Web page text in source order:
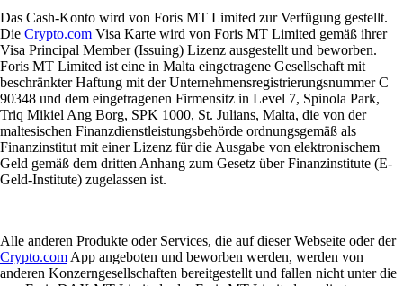
Das Cash-Konto wird von Foris MT Limited zur Verfügung gestellt.
Die Crypto.com Visa Karte wird von Foris MT Limited gemäß ihrer
Visa Principal Member (Issuing) Lizenz ausgestellt und beworben.
Foris MT Limited ist eine in Malta eingetragene Gesellschaft mit
beschränkter Haftung mit der Unternehmensregistrierungsnummer C
90348 und dem eingetragenen Firmensitz in Level 7, Spinola Park,
Triq Mikiel Ang Borg, SPK 1000, St. Julians, Malta, die von der
maltesischen Finanzdienstleistungsbehörde ordnungsgemäß als
Finanzinstitut mit einer Lizenz für die Ausgabe von elektronischem
Geld gemäß dem dritten Anhang zum Gesetz über Finanzinstitute (E-
Geld-Institute) zugelassen ist.
Alle anderen Produkte oder Services, die auf dieser Webseite oder der
Crypto.com App angeboten und beworben werden, werden von
anderen Konzerngesellschaften bereitgestellt und fallen nicht unter die